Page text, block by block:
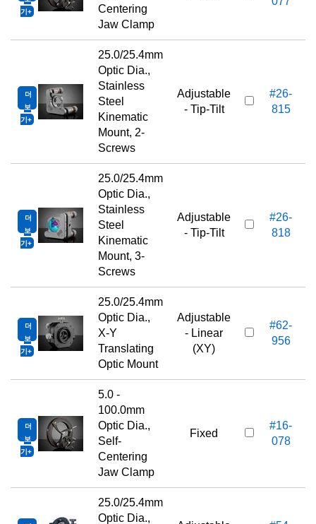
기
Centering
Jaw Clamp
더
보
기
25.0/25.4mm
Optic Dia.,
Stainless
Steel
Kinematic
Mount, 2-
Screws
Adjustable
- Tip-Tilt
#26-
815
더
보
기
25.0/25.4mm
Optic Dia.,
Stainless
Steel
Kinematic
Mount, 3-
Screws
Adjustable
- Tip-Tilt
#26-
818
더
보
기
25.0/25.4mm
Optic Dia.,
X-Y
Translating
Optic Mount
Adjustable
- Linear
(XY)
#62-
956
더
보
기
5.0 -
100.0mm
Optic Dia.,
Self-
Centering
Jaw Clamp
Fixed
#16-
078
25.0/25.4mm
Optic Dia.,